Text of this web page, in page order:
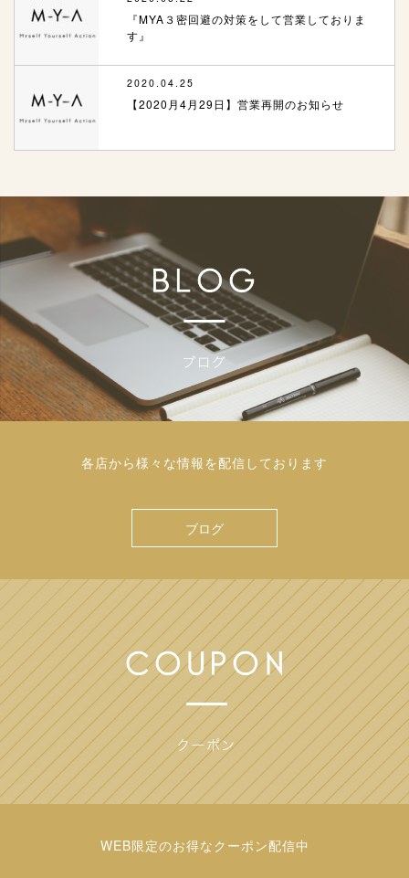
『MYA３密回避の対策をして営業しておりま
す』
2020.04.25
【2020月4月29日】営業再開のお知らせ
各店から様々な情報を配信しております
ブログ
WEB限定のお得なクーポン配信中